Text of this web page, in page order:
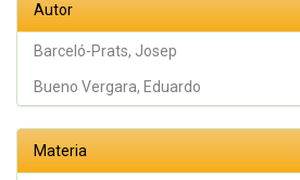
Autor
Barceló-Prats, Josep
Bueno Vergara, Eduardo
Materia